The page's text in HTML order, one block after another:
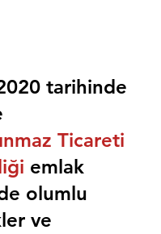
tarihinde
Ticareti
emlak
olumlu
ve